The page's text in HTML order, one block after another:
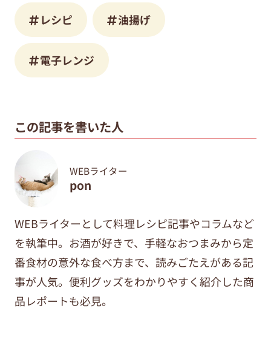
レシピ 油揚げ
電子レンジ
この記事を書いた人
WEBライター
pon
WEBライターとして料理レシピ記事やコラムなど
を執筆中。 お酒が好きで、手軽なおつまみから定
番食材の意外な食べ方まで、 読みごたえがある記
事が人気。便利グッズをわかりやすく紹介した商
品レポートも必見。